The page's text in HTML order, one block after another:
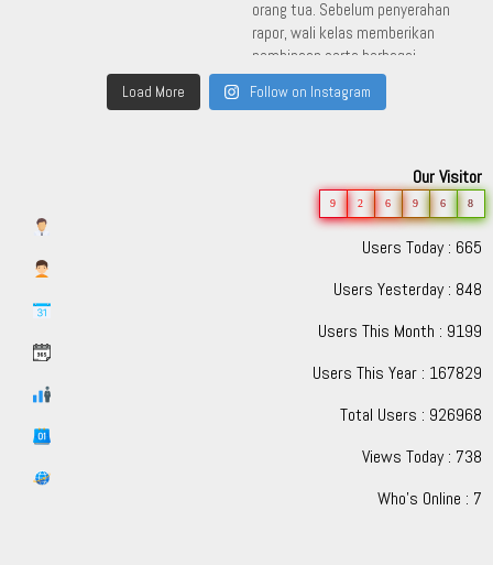
Load More Follow on Instagram
Our Visitor
9 2 6 9 6 8
Users Today : 665
Users Yesterday : 848
Users This Month : 9199
Users This Year : 167829
Total Users : 926968
Views Today : 738
Who's Online : 7